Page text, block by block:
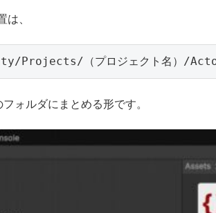
は、
Projects/（プロジェクト名）/
ォルダにまとめる形です。